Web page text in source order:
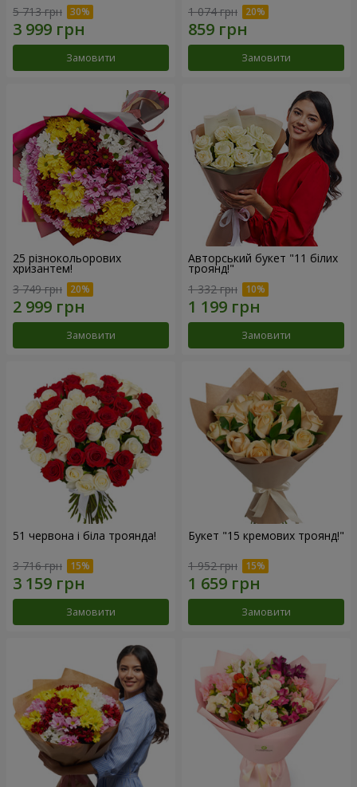
5 713 грн
Замовити
1 074 грн
Замовити
25 різнокольорових
хризантем!
3 749 грн
Замовити
Авторський букет "11 білих
троянд!"
1 332 грн
Замовити
51 червона і біла троянда!
3 716 грн
Замовити
Букет "15 кремових троянд!"
1 952 грн
Замовити